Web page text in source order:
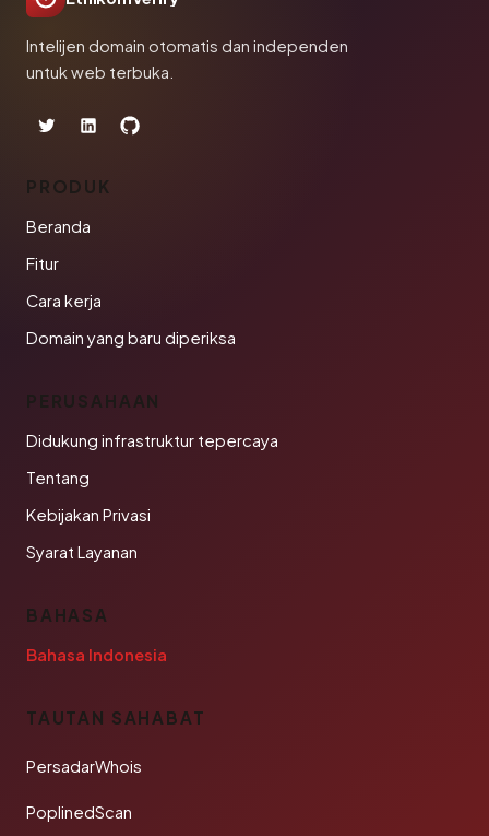
Intelijen domain otomatis dan independen
untuk web terbuka.
PRODUK
Beranda
Fitur
Cara kerja
Domain yang baru diperiksa
PERUSAHAAN
Didukung infrastruktur tepercaya
Tentang
Kebijakan Privasi
Syarat Layanan
BAHASA
Bahasa Indonesia
TAUTAN SAHABAT
PersadarWhois
PoplinedScan